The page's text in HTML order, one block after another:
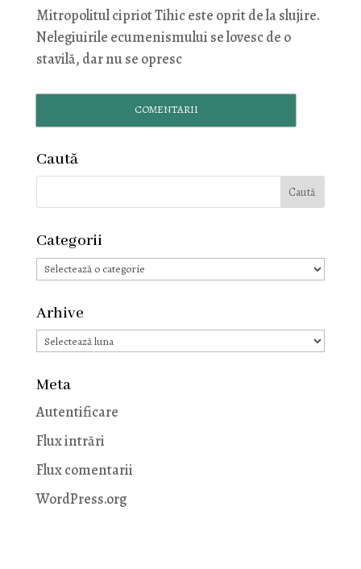
Mitropolitul cipriot Tihic este oprit de la slujire.
Nelegiuirile ecumenismului se lovesc de o
stavilă, dar nu se opresc
COMENTARII
Caută
Categorii
Categorii
Arhive
Arhive
Meta
Autentificare
Flux intrări
Flux comentarii
WordPress.org